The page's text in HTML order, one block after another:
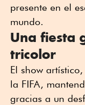
presente en el
mundo.
​Una fiesta
tricolor
El show
la FIFA,
gracias a un